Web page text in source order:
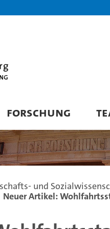
FORSCHUNG
und
Neuer Artikel: